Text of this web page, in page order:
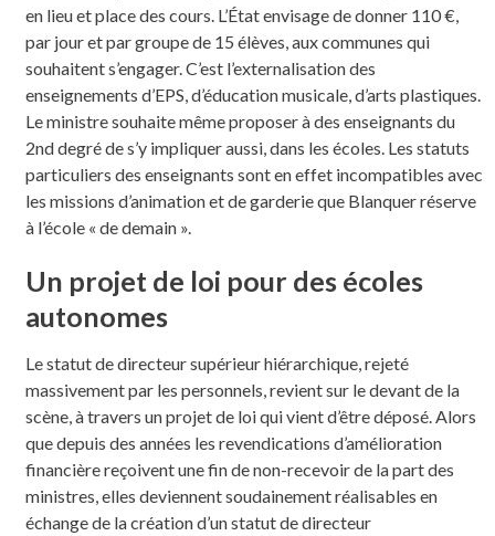
en lieu et place des cours. L’État envisage de donner 110 €,
par jour et par groupe de 15 élèves, aux communes qui
souhaitent s’engager. C’est l’externalisation des
enseignements d’EPS, d’éducation musicale, d’arts plastiques.
Le ministre souhaite même proposer à des enseignants du
2nd degré de s’y impliquer aussi, dans les écoles. Les statuts
particuliers des enseignants sont en effet incompatibles avec
les missions d’animation et de garderie que Blanquer réserve
à l’école « de demain ».
Un projet de loi pour des écoles
autonomes
Le statut de directeur supérieur hiérarchique, rejeté
massivement par les personnels, revient sur le devant de la
scène, à travers un projet de loi qui vient d’être déposé. Alors
que depuis des années les revendications d’amélioration
financière reçoivent une fin de non-recevoir de la part des
ministres, elles deviennent soudainement réalisables en
échange de la création d’un statut de directeur